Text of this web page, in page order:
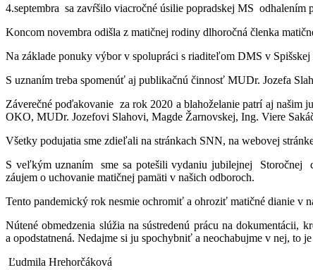
4.septembra sa zavŕšilo viacročné úsilie popradskej MS
Koncom novembra odišla z matičnej rodiny dlhoročná členka
Na základe ponuky výbor v spolupráci s riaditeľom DMS v
S uznaním treba spomenúť aj publikačnú činnosť MUDr. Jozefa
Záverečné poďakovanie za rok 2020 a blahoželanie patrí aj
OKO, MUDr. Jozefovi Slahovi, Magde Žarnovskej, Ing. Viere
Všetky podujatia sme zdieľali na stránkach SNN, na webovej
S veľkým uznaním sme sa potešili vydaniu jubilejnej Storočnej
záujem o uchovanie matičnej pamäti v našich odboroch.
Tento pandemický rok nesmie ochromiť a ohroziť matičné dianie v
Nútené obmedzenia slúžia na sústredenú prácu na
a opodstatnená. Nedajme si ju spochybniť a neochabujme v nej, to
Ľudmila Hrehorčáková